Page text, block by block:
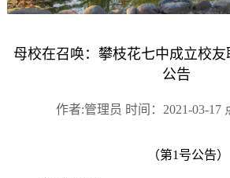
母校在召唤：攀枝花七中成立校
公告
作者:管理员 时间：2021-03-17
（第1号公告）